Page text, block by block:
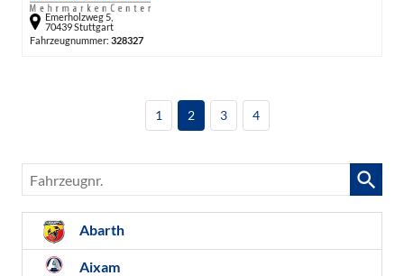
Emerholzweg 5,
70439 Stuttgart
Fahrzeugnummer: 328327
1 2 3 4
Fahrzeugnr.
Abarth
Aixam